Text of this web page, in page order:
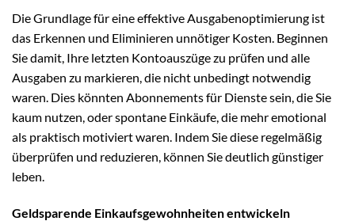
Die Grundlage für eine effektive Ausgabenoptimierung ist
das Erkennen und Eliminieren unnötiger Kosten. Beginnen
Sie damit, Ihre letzten Kontoauszüge zu prüfen und alle
Ausgaben zu markieren, die nicht unbedingt notwendig
waren. Dies könnten Abonnements für Dienste sein, die Sie
kaum nutzen, oder spontane Einkäufe, die mehr emotional
als praktisch motiviert waren. Indem Sie diese regelmäßig
überprüfen und reduzieren, können Sie deutlich günstiger
leben.
Geldsparende Einkaufsgewohnheiten entwickeln